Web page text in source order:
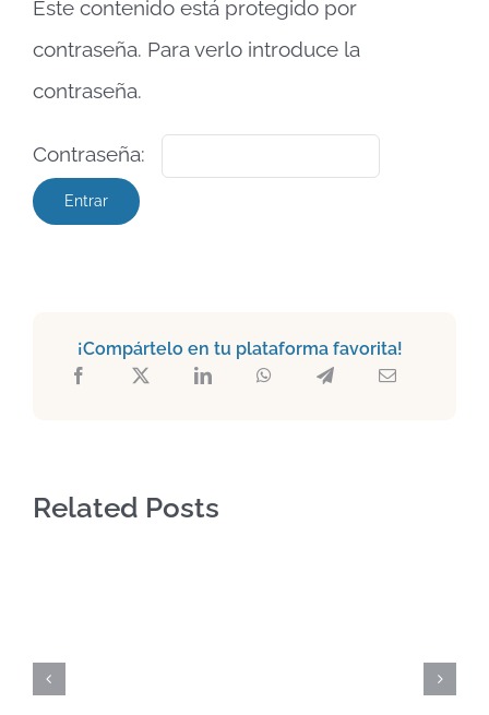
Este contenido está protegido por
contraseña. Para verlo introduce la
contraseña.
Contraseña:
¡Compártelo en tu plataforma favorita!
Related Posts